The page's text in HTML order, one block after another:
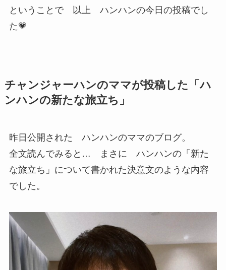
ということで 以上 ハンハンの今日の投稿でし
た💗
チャンジャーハンのママが投稿した「ハ
ンハンの新たな旅立ち」
昨日公開された ハンハンのママのブログ。
全文読んでみると… まさに ハンハンの「新た
な旅立ち」について書かれた決意文のような内容
でした。